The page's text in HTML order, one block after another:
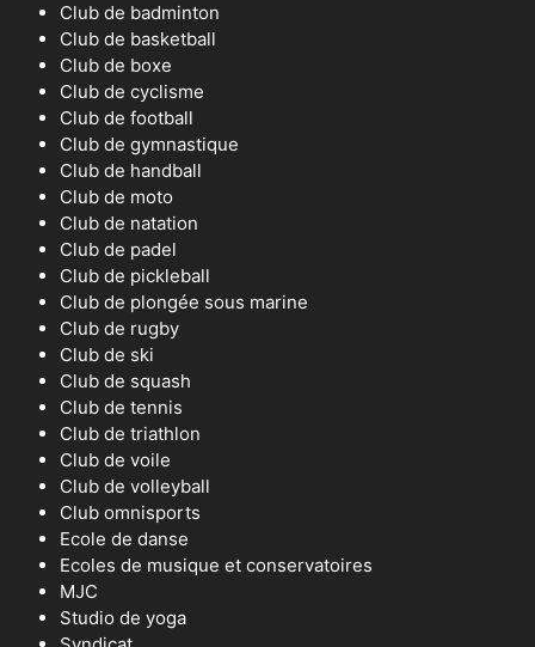
Club de badminton
Club de basketball
Club de boxe
Club de cyclisme
Club de football
Club de gymnastique
Club de handball
Club de moto
Club de natation
Club de padel
Club de pickleball
Club de plongée sous marine
Club de rugby
Club de ski
Club de squash
Club de tennis
Club de triathlon
Club de voile
Club de volleyball
Club omnisports
Ecole de danse
Ecoles de musique et conservatoires
MJC
Studio de yoga